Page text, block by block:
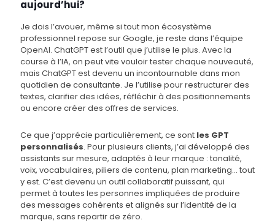
aujourd’hui?
Je dois l’avouer, même si tout mon écosystème
professionnel repose sur Google, je reste dans l’équipe
OpenAI. ChatGPT est l’outil que j’utilise le plus. Avec la
course à l’IA, on peut vite vouloir tester chaque nouveauté,
mais ChatGPT est devenu un incontournable dans mon
quotidien de consultante. Je l’utilise pour restructurer des
textes, clarifier des idées, réfléchir à des positionnements
ou encore créer des offres de services.
Ce que j’apprécie particulièrement, ce sont les GPT
personnalisés. Pour plusieurs clients, j’ai développé des
assistants sur mesure, adaptés à leur marque : tonalité,
voix, vocabulaires, piliers de contenu, plan marketing… tout
y est. C’est devenu un outil collaboratif puissant, qui
permet à toutes les personnes impliquées de produire
des messages cohérents et alignés sur l’identité de la
marque, sans repartir de zéro.